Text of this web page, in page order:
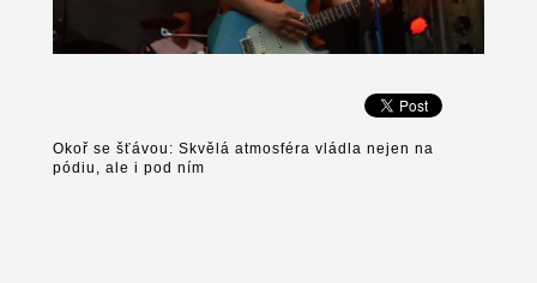
Okoř se šťávou: Skvělá atmosféra vládla nejen na
pódiu, ale i pod ním